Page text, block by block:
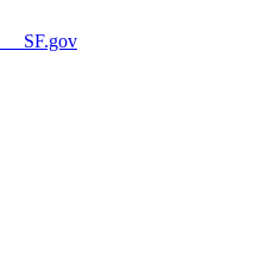
SF.gov